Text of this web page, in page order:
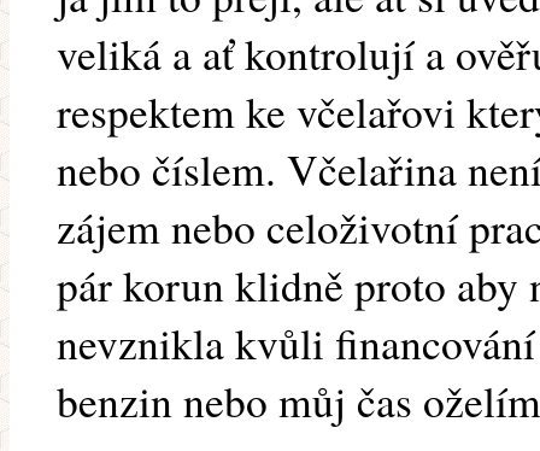
veliká a ať kontrolují a
respektem ke včelařovi
nebo číslem. Včelařina
zájem nebo celoživotní
pár korun klidně proto aby
nevznikla kvůli
benzin nebo můj čas